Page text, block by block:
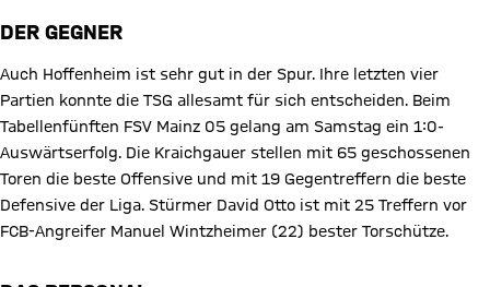
DER GEGNER
Auch Hoffenheim ist sehr gut in der Spur. Ihre letzten vier
Partien konnte die TSG allesamt für sich entscheiden. Beim
Tabellenfünften FSV Mainz 05 gelang am Samstag ein 1:0-
Auswärtserfolg. Die Kraichgauer stellen mit 65 geschossenen
Toren die beste Offensive und mit 19 Gegentreffern die beste
Defensive der Liga. Stürmer David Otto ist mit 25 Treffern vor
FCB-Angreifer Manuel Wintzheimer (22) bester Torschütze.